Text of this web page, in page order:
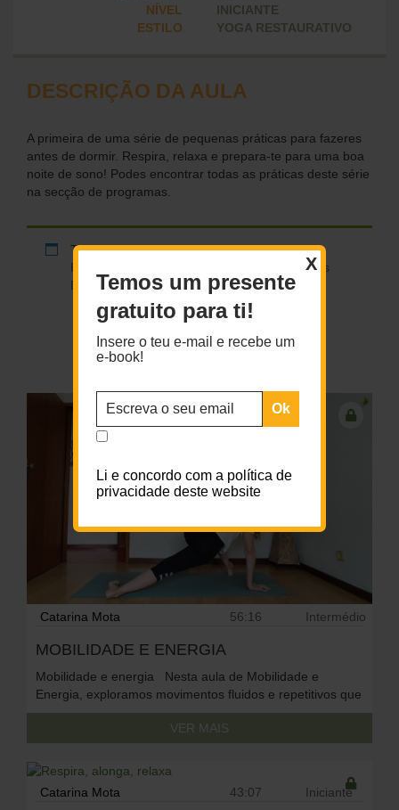
NÍVEL
ESTILO
INICIANTE
YOGA RESTAURATIVO
DESCRIÇÃO DA AULA
A primeira de uma série de pequenas práticas para fazeres
antes de dormir. Respira, relaxa e prepara-te para uma boa
noite de sono! Podes encontrar todas as práticas deste série
na secção de programas.
To access this content, you must purchase
Premium Anual
Premium Mensal + Práticas
Diárias.
Catarina Mota Intermédio
56:16
MOBILIDADE E ENERGIA
Mobilidade e energia Nesta aula de Mobilidade e
Energia, exploramos movimentos fluidos e repetitivos que
melhoram a mobilidade das articulações e fortalecem o
corpo. Diferente das posturas tradicionais de yoga com
permanência, esta prática dinâmica ajuda a liberar
tensões e promover maior liberdade de movimento. Para
encerrar, fazemos um exercício de respiração chamado
bhastrika, […]
VER MAIS
Catarina Mota Iniciante
43:07
Temos um presente
gratuito para ti!
Insere o teu e-mail e recebe um
e-book!
Li e concordo com a política de
privacidade deste website
X